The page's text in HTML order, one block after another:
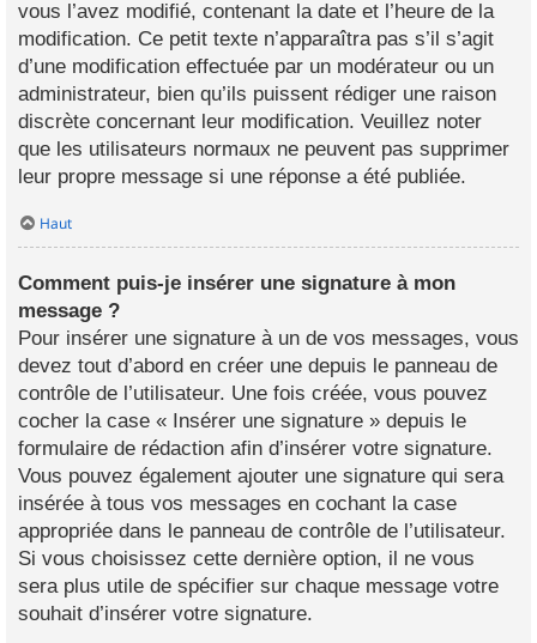
vous l’avez modifié, contenant la date et l’heure de la
modification. Ce petit texte n’apparaîtra pas s’il s’agit
d’une modification effectuée par un modérateur ou un
administrateur, bien qu’ils puissent rédiger une raison
discrète concernant leur modification. Veuillez noter
que les utilisateurs normaux ne peuvent pas supprimer
leur propre message si une réponse a été publiée.
Haut
Comment puis-je insérer une signature à mon
message ?
Pour insérer une signature à un de vos messages, vous
devez tout d’abord en créer une depuis le panneau de
contrôle de l’utilisateur. Une fois créée, vous pouvez
cocher la case « Insérer une signature » depuis le
formulaire de rédaction afin d’insérer votre signature.
Vous pouvez également ajouter une signature qui sera
insérée à tous vos messages en cochant la case
appropriée dans le panneau de contrôle de l’utilisateur.
Si vous choisissez cette dernière option, il ne vous
sera plus utile de spécifier sur chaque message votre
souhait d’insérer votre signature.